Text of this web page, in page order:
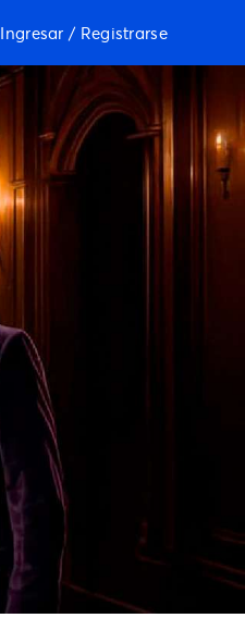
Ingresar / Registrarse